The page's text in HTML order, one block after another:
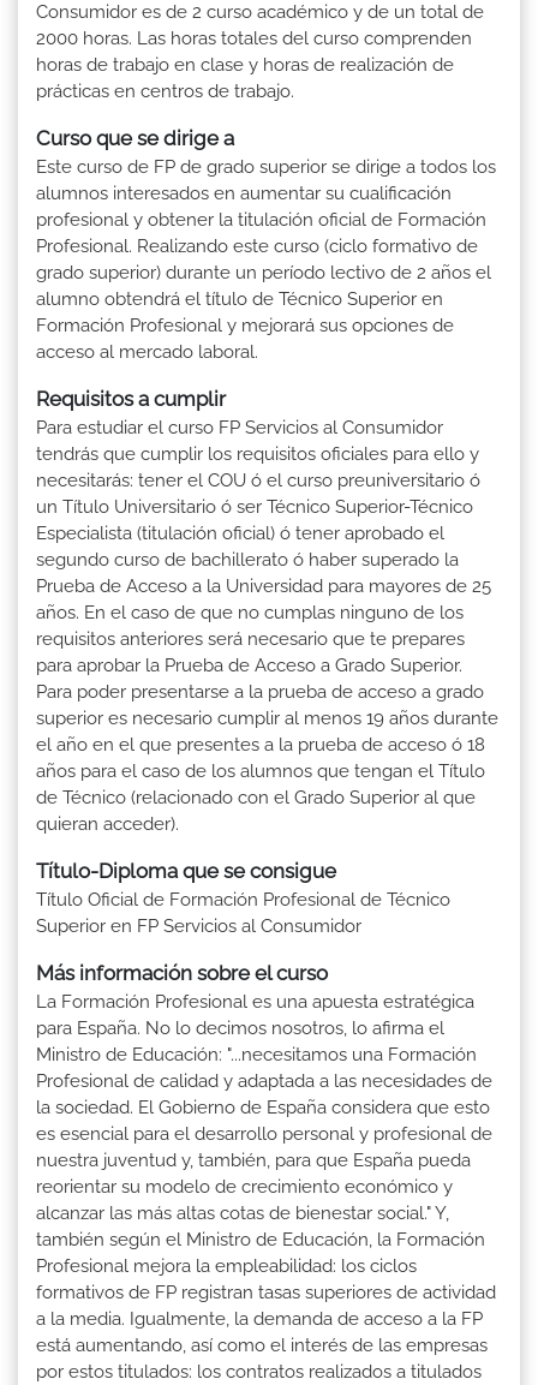
Consumidor es de 2 curso académico y de un total de
2000 horas. Las horas totales del curso comprenden
horas de trabajo en clase y horas de realización de
prácticas en centros de trabajo.
Curso que se dirige a
Este curso de FP de grado superior se dirige a todos los
alumnos interesados en aumentar su cualificación
profesional y obtener la titulación oficial de Formación
Profesional. Realizando este curso (ciclo formativo de
grado superior) durante un período lectivo de 2 años el
alumno obtendrá el título de Técnico Superior en
Formación Profesional y mejorará sus opciones de
acceso al mercado laboral.
Requisitos a cumplir
Para estudiar el curso FP Servicios al Consumidor
tendrás que cumplir los requisitos oficiales para ello y
necesitarás: tener el COU ó el curso preuniversitario ó
un Título Universitario ó ser Técnico Superior-Técnico
Especialista (titulación oficial) ó tener aprobado el
segundo curso de bachillerato ó haber superado la
Prueba de Acceso a la Universidad para mayores de 25
años. En el caso de que no cumplas ninguno de los
requisitos anteriores será necesario que te prepares
para aprobar la Prueba de Acceso a Grado Superior.
Para poder presentarse a la prueba de acceso a grado
superior es necesario cumplir al menos 19 años durante
el año en el que presentes a la prueba de acceso ó 18
años para el caso de los alumnos que tengan el Título
de Técnico (relacionado con el Grado Superior al que
quieran acceder).
Título-Diploma que se consigue
Título Oficial de Formación Profesional de Técnico
Superior en FP Servicios al Consumidor
Más información sobre el curso
La Formación Profesional es una apuesta estratégica
para España. No lo decimos nosotros, lo afirma el
Ministro de Educación: "...necesitamos una Formación
Profesional de calidad y adaptada a las necesidades de
la sociedad. El Gobierno de España considera que esto
es esencial para el desarrollo personal y profesional de
nuestra juventud y, también, para que España pueda
reorientar su modelo de crecimiento económico y
alcanzar las más altas cotas de bienestar social." Y,
también según el Ministro de Educación, la Formación
Profesional mejora la empleabilidad: los ciclos
formativos de FP registran tasas superiores de actividad
a la media. Igualmente, la demanda de acceso a la FP
está aumentando, así como el interés de las empresas
por estos titulados: los contratos realizados a titulados